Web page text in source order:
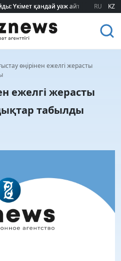
Үкімет қандай уәж айтады?
Үкімет қандай уәж айтады? RU KZ
өңірінен ежелгі жерасты
ежелгі жерасты
табылды